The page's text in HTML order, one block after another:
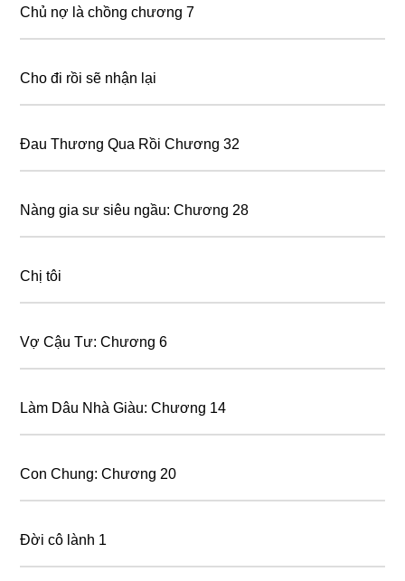
Chủ nợ là chồng chương 7
Cho đi rồi sẽ nhận lại
Đau Thương Qua Rồi Chương 32
Nàng gia sư siêu ngầu: Chương 28
Chị tôi
Vợ Cậu Tư: Chương 6
Làm Dâu Nhà Giàu: Chương 14
Con Chung: Chương 20
Đời cô lành 1